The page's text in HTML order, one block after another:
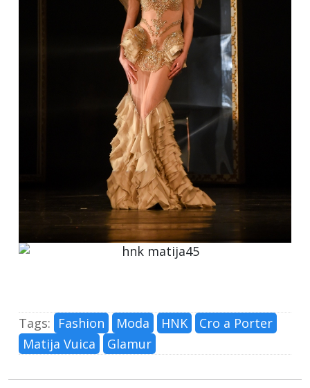
Tags: Fashion Moda HNK
Cro a Porter
Matija Vuica
Glamur